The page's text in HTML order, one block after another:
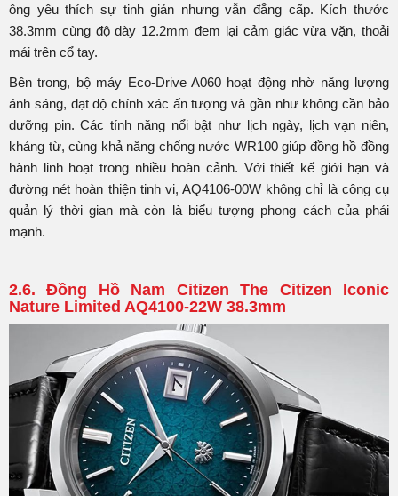
ông yêu thích sự tinh giản nhưng vẫn đẳng cấp. Kích thước
38.3mm cùng độ dày 12.2mm đem lại cảm giác vừa vặn, thoải
mái trên cổ tay.
Bên trong, bộ máy Eco-Drive A060 hoạt động nhờ năng lượng
ánh sáng, đạt độ chính xác ấn tượng và gần như không cần bảo
dưỡng pin. Các tính năng nổi bật như lịch ngày, lịch vạn niên,
kháng từ, cùng khả năng chống nước WR100 giúp đồng hồ đồng
hành linh hoạt trong nhiều hoàn cảnh. Với thiết kế giới hạn và
đường nét hoàn thiện tinh vi, AQ4106-00W không chỉ là công cụ
quản lý thời gian mà còn là biểu tượng phong cách của phái
mạnh.
2.6. Đồng Hồ Nam Citizen The Citizen Iconic
Nature Limited AQ4100-22W 38.3mm